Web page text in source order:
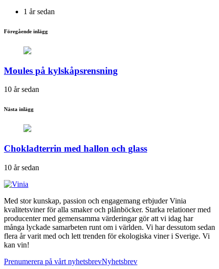
1 år sedan
Föregående inlägg
Moules på kylskåpsrensning
10 år sedan
Nästa inlägg
Chokladterrin med hallon och glass
10 år sedan
Med stor kunskap, passion och engagemang erbjuder Vinia
kvalitetsviner för alla smaker och plånböcker. Starka relationer med
producenter med gemensamma värderingar gör att vi idag har
många lyckade samarbeten runt om i världen. Vi har dessutom sedan
flera år varit med och lett trenden för ekologiska viner i Sverige. Vi
kan vin!
Prenumerera på vårt nyhetsbrevNyhetsbrev